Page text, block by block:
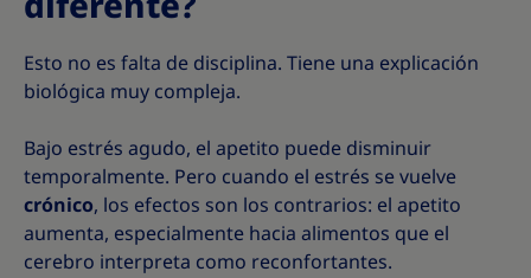
Esto no es falta de disciplina. Tiene una explicación
biológica muy compleja.
Bajo estrés agudo, el apetito puede disminuir
temporalmente. Pero cuando el estrés se vuelve
crónico, los efectos son los contrarios: el apetito
aumenta, especialmente hacia alimentos que el
cerebro interpreta como reconfortantes.